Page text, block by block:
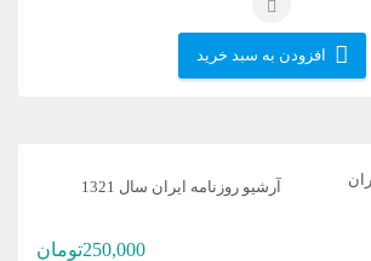
افزودن به سبد خرید
آرشیو روزنامه ایران سال 1321
250,000تومان